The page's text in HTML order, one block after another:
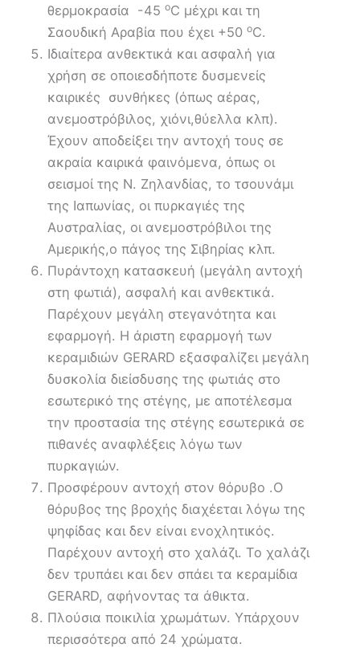
θερμοκρασία -45οC μέχρι και τη
Σαουδική Αραβία που έχει +50οC.
Ιδιαίτερα ανθεκτικά και ασφαλή για
χρήση σε οποιεσδήποτε δυσμενείς
καιρικές συνθήκες (όπως αέρας,
ανεμοστρόβιλος, χιόνι,θύελλα κλπ).
Έχουν αποδείξει την αντοχή τους σε
ακραία καιρικά φαινόμενα, όπως οι
σεισμοί της Ν. Ζηλανδίας, το τσουνάμι
της Ιαπωνίας, οι πυρκαγιές της
Αυστραλίας, οι ανεμοστρόβιλοι της
Αμερικής,ο πάγος της Σιβηρίας κλπ.
Πυράντοχη κατασκευή (μεγάλη αντοχή
στη φωτιά), ασφαλή και ανθεκτικά.
Παρέχουν μεγάλη στεγανότητα και
εφαρμογή. Η άριστη εφαρμογή των
κεραμιδιών GERARD εξασφαλίζει μεγάλη
δυσκολία διείσδυσης της φωτιάς στο
εσωτερικό της στέγης, με αποτέλεσμα
την προστασία της στέγης εσωτερικά σε
πιθανές αναφλέξεις λόγω των
πυρκαγιών.
Προσφέρουν αντοχή στον θόρυβο .Ο
θόρυβος της βροχής διαχέεται λόγω της
ψηφίδας και δεν είναι ενοχλητικός.
Παρέχουν αντοχή στο χαλάζι. Το χαλάζι
δεν τρυπάει και δεν σπάει τα κεραμίδια
GERARD, αφήνοντας τα άθικτα.
Πλούσια ποικιλία χρωμάτων. Υπάρχουν
περισσότερα από 24 χρώματα.